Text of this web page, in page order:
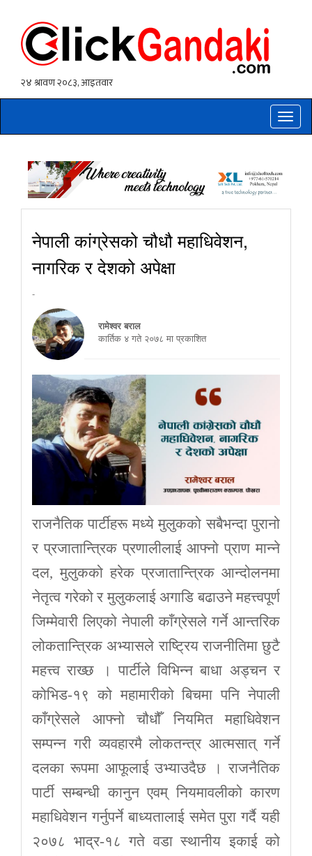
Toggle
नेपाली कांग्रेसको चौधौ महाधिवेशन,
नागरिक र देशको अपेक्षा
-
रामेश्वर बराल
कार्तिक ४ गते २०७८ मा प्रकाशित
राजनैतिक पार्टीहरू मध्ये मुलुकको सबैभन्दा पुरानो
र प्रजातान्त्रिक प्रणालीलाई आफ्नो प्राण मान्ने
दल, मुलुकको हरेक प्रजातान्त्रिक आन्दोलनमा
नेतृत्व गरेको र मुलुकलाई अगाडि बढाउने महत्त्वपूर्ण
जिम्मेवारी लिएको नेपाली काँग्रेसले गर्ने आन्तरिक
लोकतान्त्रिक अभ्यासले राष्ट्रिय राजनीतिमा छुटै
महत्त्व राख्छ । पार्टीले विभिन्न बाधा अड्चन र
कोभिड-१९ को महामारीको बिचमा पनि नेपाली
काँग्रेसले आफ्नो चौधौँ नियमित महाधिवेशन
सम्पन्न गरी व्यवहारमै लोकतन्त्र आत्मसात् गर्ने
दलका रूपमा आफूलाई उभ्याउदैछ । राजनैतिक
पार्टी सम्बन्धी कानुन एवम् नियमावलीको कारण
महाधिवेशन गर्नुपर्ने बाध्यतालाई समेत पुरा गर्दै यही
२०७८ भाद्र-१८ गते वडा स्थानीय इकाई को